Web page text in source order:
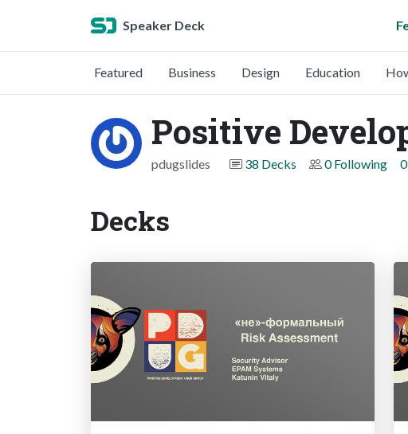
Speaker Deck
Featured Business Design Education
Positive
pdugslides 38 Decks 0 Following
Decks